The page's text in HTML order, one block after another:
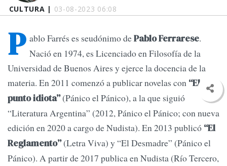
CULTURA | 03-08-2023 06:08
P ablo Farrés es seudónimo dePablo Ferrarese.
Nació en 1974, es Licenciado en Filosofía de la
Universidad de Buenos Aires y ejerce la docencia de la
materia. En 2011 comenzó a publicar novelas con “El
punto idiota”(Pánico el Pánico), a la que siguió
“Literatura Argentina” (2012, Pánico el Pánico; con nueva
edición en 2020 a cargo de Nudista). En 2013 publicó “El
Reglamento”(Letra Viva) y “El Desmadre” (Pánico el
Pánico). A partir de 2017 publica en Nudista (Río Tercero,